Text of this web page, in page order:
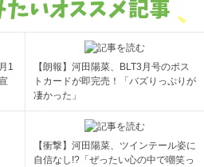
1
【朗報】河田陽菜、BLT3月号のポス
トカードが即完売！「バズりっぷりが
凄かった」
【衝撃】河田陽菜、ツインテール姿に
自信なし!?「ぜったい心の中で嘲笑っ